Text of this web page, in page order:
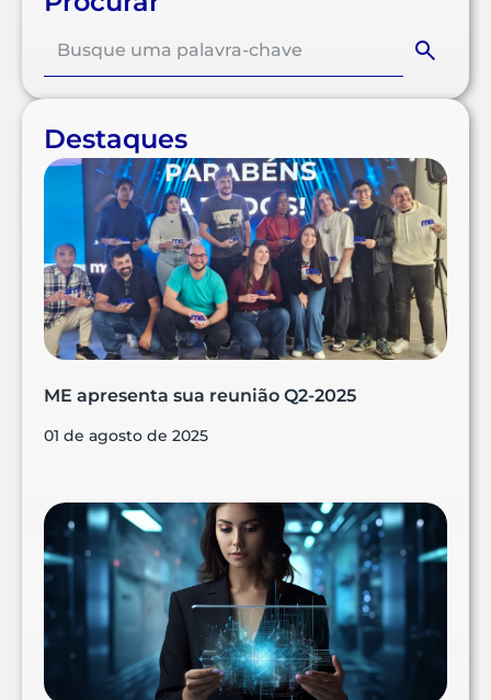
Destaques
ME apresenta sua reunião Q2-2025
01 de agosto de 2025